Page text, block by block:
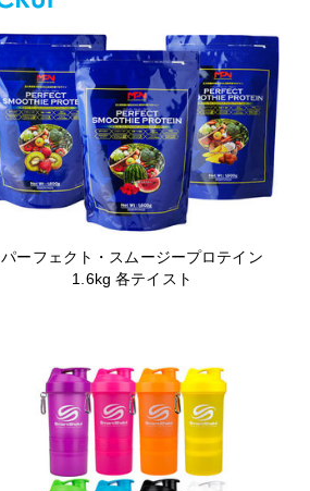
パーフェクト・スムージープロテイン
1.6kg 各テイスト